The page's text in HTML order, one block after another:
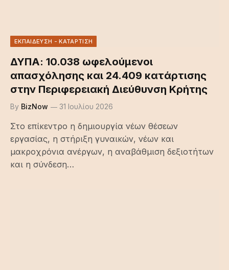
ΕΚΠΑΙΔΕΥΣΗ - ΚΑΤΑΡΤΙΣΗ
ΔΥΠΑ: 10.038 ωφελούμενοι
απασχόλησης και 24.409 κατάρτισης
στην Περιφερειακή Διεύθυνση Κρήτης
By BizNow 31 Ιουλίου 2026
Στο επίκεντρο η δημιουργία νέων θέσεων
εργασίας, η στήριξη γυναικών, νέων και
μακροχρόνια ανέργων, η αναβάθμιση δεξιοτήτων
και η σύνδεση…